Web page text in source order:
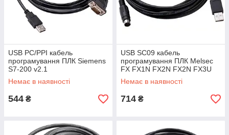
USB PC/PPI кабель
програмування ПЛК Siemens
S7-200 v2.1
Немає в наявності
544 ₴
USB SC09 кабель
програмування ПЛК Melsec
FX FX1N FX2N FX2N FX3U
Немає в наявності
714 ₴